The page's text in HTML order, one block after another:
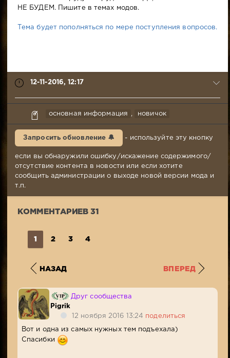
НЕ БУДЕМ. Пишите в темах модов.
Тема будет пополняться по мере поступления вопросов.
12-11-2016, 12:17
syabr
12-
31
основная информация новичок
Запросить обновление 🔔 - используйте эту кнопку
если вы обнаружили ошибку/искажение содержимого/
отсутствие контента в новости или если хотите
сообщить администрации о выходе новой версии мода и
т.п.
КОММЕНТАРИЕВ 31
1 2 3 4
НАЗАД ВПЕРЕД
Друг сообщества
Pigrik
12 ноября 2016 13:24 поделиться
Вот и одна из самых нужных тем подъехала)
Спасибки